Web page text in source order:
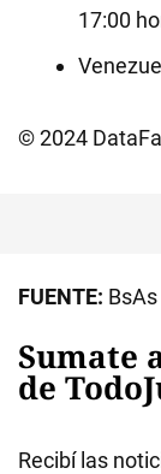
17:00
© 2024
FUENTE:
Sumate
de
Recibí las